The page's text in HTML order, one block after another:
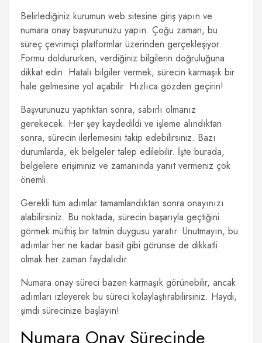
Belirlediğiniz kurumun web sitesine giriş yapın ve
numara onay başvurunuzu yapın. Çoğu zaman, bu
süreç çevrimiçi platformlar üzerinden gerçekleşiyor.
Formu doldururken, verdiğiniz bilgilerin doğruluğuna
dikkat edin. Hatalı bilgiler vermek, sürecin karmaşık bir
hale gelmesine yol açabilir. Hızlıca gözden geçirin!
Başvurunuzu yaptıktan sonra, sabırlı olmanız
gerekecek. Her şey kaydedildi ve işleme alındıktan
sonra, sürecin ilerlemesini takip edebilirsiniz. Bazı
durumlarda, ek belgeler talep edilebilir. İşte burada,
belgelere erişiminiz ve zamanında yanıt vermeniz çok
önemli.
Gerekli tüm adımlar tamamlandıktan sonra onayınızı
alabilirsiniz. Bu noktada, sürecin başarıyla geçtiğini
görmek müthiş bir tatmin duygusu yaratır. Unutmayın, bu
adımlar her ne kadar basit gibi görünse de dikkatli
olmak her zaman faydalıdır.
Numara onay süreci bazen karmaşık görünebilir, ancak
adımları izleyerek bu süreci kolaylaştırabilirsiniz. Haydi,
şimdi sürecinize başlayın!
Numara Onay Sürecinde